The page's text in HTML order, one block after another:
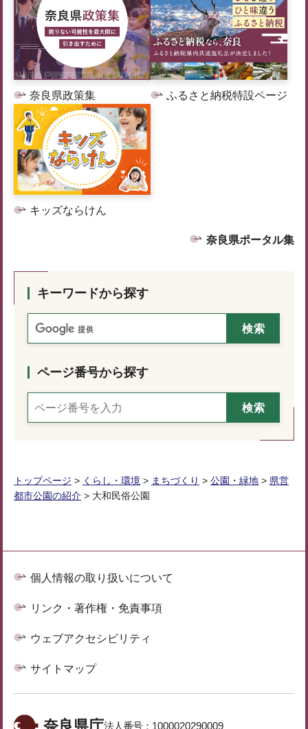
奈良県政策集 ふるさと納税特設ページ
キッズならけん
奈良県ポータル集
キーワードから探す
ページ番号から探す
トップページ > くらし・環境 > まちづくり > 公園・緑地 > 県営
都市公園の紹介 > 大和民俗公園
個人情報の取り扱いについて
リンク・著作権・免責事項
ウェブアクセシビリティ
サイトマップ
法人番号： 1000020290009